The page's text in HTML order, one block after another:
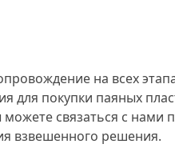
на всех
для покупки паяных
можете связаться с
взвешенного решения.